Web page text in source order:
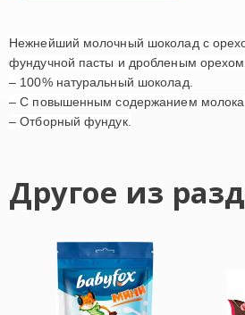
Нежнейший молочный шоколад с
фундучной пасты и дробленым орехом.
– 100% натуральный шоколад.
– С повышенным содержанием молока
– Отборный фундук.
Другое из